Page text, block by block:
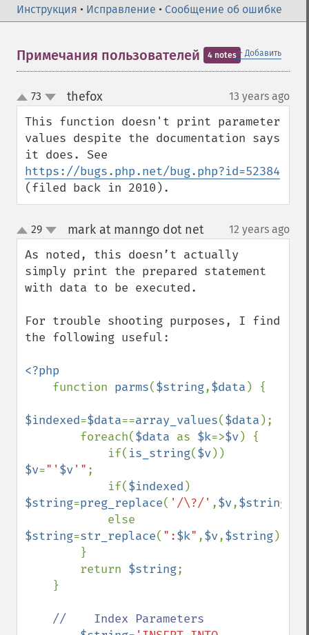
Инструкция • Исправление • Сообщение об ошибке
＋ Добавить
Примечания пользователей 4 notes
up
down
73 thefox¶ 13 years ago
This function doesn't print parameter
values despite the documentation says
https://bugs.php.net/bug.php?id=52384
(filed back in 2010).
up
down
29 mark at manngo dot net¶ 12 years ago
As noted, this doesn’t actually
simply print the prepared statement
with data to be executed.
For trouble shooting purposes, I find
the following useful:
<?php
function parms($string,$data ) {
$indexed=$data==array_values($data );
        foreach(
$data as $k=>$v) {
            if(
is_string($v
$v="' $v'" ;
            if(
$indexed
$string=preg_replace( '/\?/' ,$v,$string
$string=str_replace( ":$k" ,$v,$string);
        return
$string;
//    Index Parameters